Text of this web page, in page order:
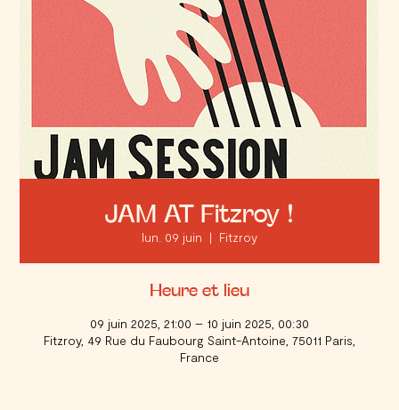
JAM AT Fitzroy !
lun. 09 juin
  |
Fitzroy
Heure et lieu
09 juin 2025, 21:00 – 10 juin 2025, 00:30
Fitzroy, 49 Rue du Faubourg Saint-Antoine, 75011 Paris,
France